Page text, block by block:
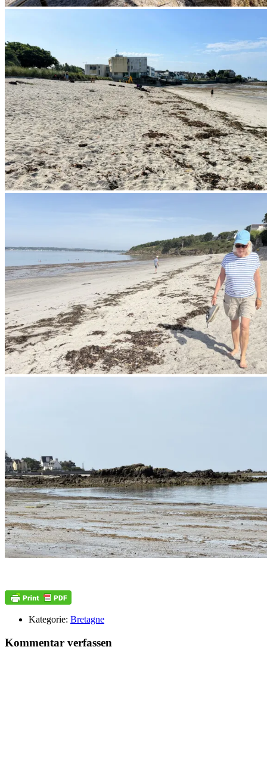
Kategorie: Bretagne
Kommentar verfassen